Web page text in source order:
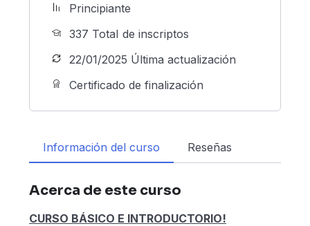
Principiante
337 TotaI de inscriptos
22/01/2025 Última actualización
Certificado de finalización
Información del curso Reseñas
Acerca de este curso
CURSO BÁSICO E INTRODUCTORIO!